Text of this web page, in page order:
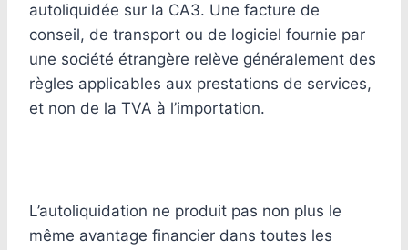
autoliquidée sur la CA3. Une facture de
conseil, de transport ou de logiciel fournie par
une société étrangère relève généralement des
règles applicables aux prestations de services,
et non de la TVA à l’importation.
L’autoliquidation ne produit pas non plus le
même avantage financier dans toutes les